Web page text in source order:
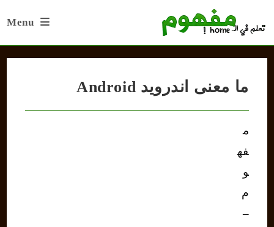
Menu
ما معنى اندرويد Android
م
فه
و
م
–